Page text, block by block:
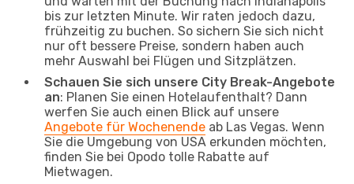
bis zur letzten Minute. Wir raten jedoch dazu,
frühzeitig zu buchen. So sichern Sie sich nicht
nur oft bessere Preise, sondern haben auch
mehr Auswahl bei Flügen und Sitzplätzen.
Schauen Sie sich unsere City Break-Angebote
an: Planen Sie einen Hotelaufenthalt? Dann
werfen Sie auch einen Blick auf unsere
Angebote für Wochenende ab Las Vegas. Wenn
Sie die Umgebung von USA erkunden möchten,
finden Sie bei Opodo tolle Rabatte auf
Mietwagen.